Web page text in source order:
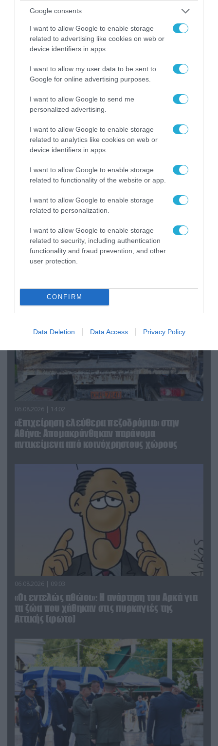
Google consents
I want to allow Google to enable storage
related to advertising like cookies on web or
device identifiers in apps.
I want to allow my user data to be sent to
Google for online advertising purposes.
I want to allow Google to send me
personalized advertising.
I want to allow Google to enable storage
related to analytics like cookies on web or
device identifiers in apps.
I want to allow Google to enable storage
related to functionality of the website or app.
I want to allow Google to enable storage
related to personalization.
I want to allow Google to enable storage
related to security, including authentication
functionality and fraud prevention, and other
user protection.
CONFIRM
Data Deletion Data Access Privacy Policy
05.08.2026 | 22:02
Αδειάζουν το Κραματόρσκ οι Ουκρανοί:
Έκτακτη εκκένωση στην πόλη μετά την
αιφνιδιαστική προώθηση των Ρώσων (βίντεο)
06.08.2026 | 17:02
Ουκρανία: Αποκαλύφθηκε ο αριθμός των
ξένων εθελοντών που πολεμούν για το Κίεβο
06.08.2026 | 14:02
«Επιχείρηση ελεύθερα πεζοδρόμια» στην
Αθήνα: Απομακρύνθηκαν παράνομα
αντικείμενα από κοινόχρηστους χώρους
06.08.2026 | 09:03
«Οι εντελώς αθώοι»: Η ανάρτηση του Αρκά για
τα ζώα που χάθηκαν στις πυρκαγιές της
Αττικής (φωτο)